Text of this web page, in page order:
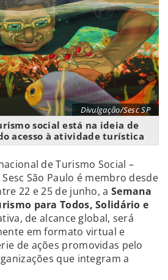
Divulgação/Sesc SP
social está na ideia de
acesso à atividade turística
de Turismo Social –
Sesc São Paulo é membro desde
22 e 25 de junho, a Semana
para Todos, Solidário e
de alcance global, será
em formato virtual e
de ações promovidas pelo
que integram a